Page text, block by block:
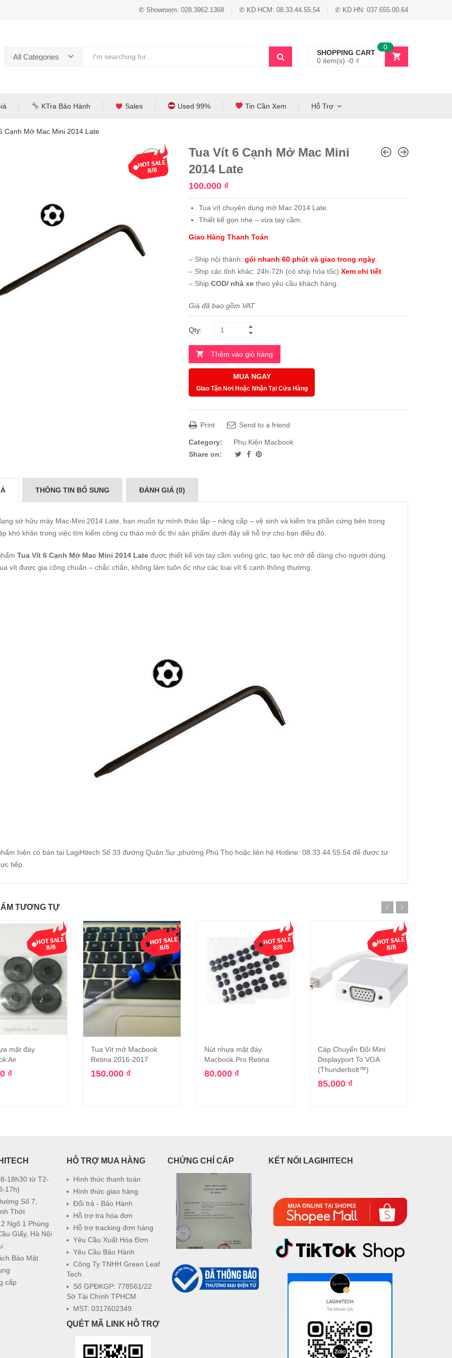
✆ Showroom: 028.3962.1368 ✆ KD HCM: 08.33.44.55.54 ✆ KD HN: 037.655.00.64
All Categories
SHOPPING CART
0 item(s) -0 ₫
0
KTra Bảo Hành Sales Used 99% Tin Cần Xem Hỗ Trợ
Cạnh Mở Mac Mini 2014 Late
Tua Vít 6 Cạnh Mở Mac Mini
2014 Late
100.000 ₫
Tua vít chuyên dụng mở Mac 2014 Late.
Thiết kế gọn nhẹ – vừa tay cầm.
Giao Hàng Thanh Toán
– Ship nội thành: gói nhanh 60 phút và giao trong ngày
– Ship các tỉnh khác: 24h-72h (có ship hỏa tốc) Xem chi tiết
– Ship COD/ nhà xe theo yêu cầu khách hàng.
Giá đã bao gồm VAT
Qty:
Thêm vào giỏ hàng
MUA NGAY
Giao Tận Nơi Hoặc Nhận Tại Cửa Hàng
Print Send to a friend
Category:
Phụ Kiện Macbook
Share on:
THÔNG TIN BỔ SUNG ĐÁNH GIÁ (0)
sở hữu máy Mac-Mini 2014 Late, bạn muốn tự mình tháo lắp – nâng cấp – vệ sinh và kiểm tra phần cứng bên trong
khó khăn trong việc tìm kiếm công cụ tháo mở ốc thì sản phẩm dưới đây sẽ hỗ trợ cho bạn điều đó.
Tua Vít 6 Cạnh Mở Mac Mini 2014 Late được thiết kế với tay cầm vuông góc, tạo lực mở dễ dàng cho người dùng.
vít được gia công chuẩn – chắc chắn, không làm tuôn ốc như các loại vít 6 cạnh thông thường.
hiện có bán tại LagiHitech Số 33 đường Quân Sự ,phường Phú Thọ hoặc liên hệ Hotline: 08.33.44.55.54 để được tư
tiếp.
TƯƠNG TỰ
vào giỏ hàng
mặt đáy
Air
₫
Thêm vào giỏ hàng
Tua Vít mở Macbook
Retina 2016-2017
150.000 ₫
Thêm vào giỏ hàng
Nút nhựa mặt đáy
Macbook Pro Retina
80.000 ₫
Thêm vào giỏ hàng
Cáp Chuyển Đổi Mini
Displayport To VGA
(Thunderbolt™)
85.000 ₫
18h30 từ T2-
17h)
Số 7,
Thới
Ngõ 1 Phùng
Giấy, Hà Nội
Bảo Mật
cấp
HỖ TRỢ MUA HÀNG
Hình thức thanh toán
Hình thức giao hàng
Đổi trả - Bảo Hành
Hỗ trợ tra hóa đơn
Hỗ trợ tracking đơn hàng
Yêu Cầu Xuất Hóa Đơn
Yêu Cầu Bảo Hành
Công Ty TNHH Green Leaf
Tech
Số GPĐKGP: 778561/22
Sở Tài Chính TPHCM
MST: 0317602349
QUÉT MÃ LINK HỖ TRỢ
CHỨNG CHỈ CẤP KẾT NỐI LAGIHITECH